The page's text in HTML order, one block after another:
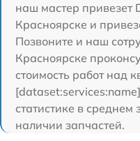
наш мастер привезет
Красноярске и
Позвоните и наш
Красноярске
стоимость работ над
статистике в
наличии запчастей.